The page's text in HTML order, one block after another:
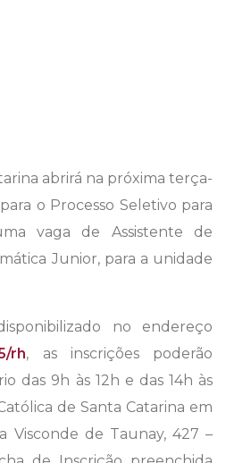
abrirá na próxima terça-
o Processo Seletivo para
vaga de Assistente de
Junior, para a unidade
no endereço
rh, as inscrições poderão
das 9h às 12h e das 14h às
de Santa Catarina em
Visconde de Taunay, 427 –